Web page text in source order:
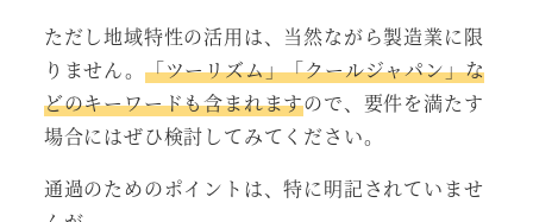
ただし地域特性の活用は、当然ながら製造業に限
りません。 「ツーリズム」「クールジャパン」な
どのキーワードも含まれますので、要件を満たす
場合にはぜひ検討してみてください。
通過のためのポイントは、特に明記されていませ